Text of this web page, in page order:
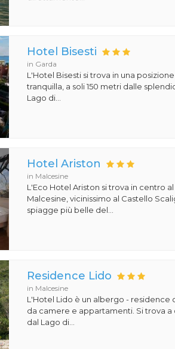
Hotel Bisesti
in Garda
L'Hotel Bisesti si trova in una
tranquilla, a soli 150 metri dalle
Lago di...
Hotel Ariston
in Malcesine
L'Eco Hotel Ariston si trova in centro
Malcesine, vicinissimo al Castello
spiagge più belle del...
Residence Lido
in Malcesine
L'Hotel Lido è un albergo - residence
da camere e appartamenti. Si trova a
dal Lago di...